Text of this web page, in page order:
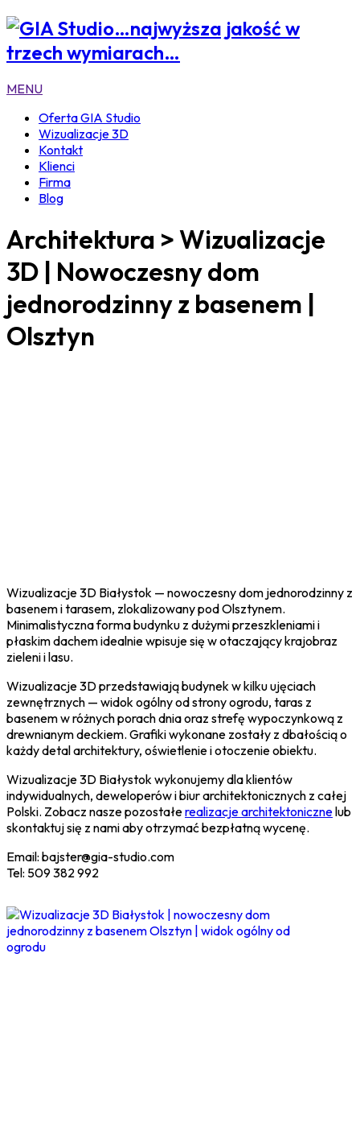
…najwyższa jakość w
trzech wymiarach…
MENU
Oferta GIA Studio
Wizualizacje 3D
Kontakt
Klienci
Firma
Blog
Architektura >Wizualizacje
3D | Nowoczesny dom
jednorodzinny z basenem |
Olsztyn
Wizualizacje 3D Białystok — nowoczesny dom jednorodzinny z
basenem i tarasem, zlokalizowany pod Olsztynem.
Minimalistyczna forma budynku z dużymi przeszkleniami i
płaskim dachem idealnie wpisuje się w otaczający krajobraz
zieleni i lasu.
Wizualizacje 3D przedstawiają budynek w kilku ujęciach
zewnętrznych — widok ogólny od strony ogrodu, taras z
basenem w różnych porach dnia oraz strefę wypoczynkową z
drewnianym deckiem. Grafiki wykonane zostały z dbałością o
każdy detal architektury, oświetlenie i otoczenie obiektu.
Wizualizacje 3D Białystok wykonujemy dla klientów
indywidualnych, deweloperów i biur architektonicznych z całej
Polski. Zobacz nasze pozostałerealizacje architektonicznelub
skontaktuj się z nami aby otrzymać bezpłatną wycenę.
Email: bajster@gia-studio.com
Tel: 509 382 992